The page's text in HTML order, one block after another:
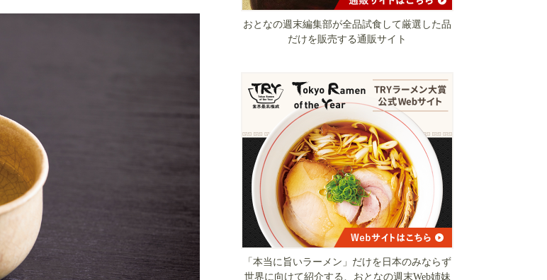
おとなの週末編集部が全品試食して厳選した品
だけを販売する通販サイト
「本当に旨いラーメン」だけを日本のみならず
世界に向けて紹介する、おとなの週末Web姉妹